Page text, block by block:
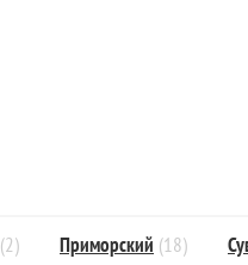
(2) Приморский (18)